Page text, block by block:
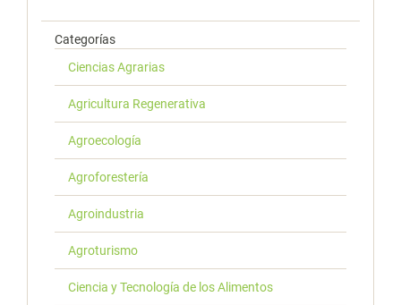
Categorías
Ciencias Agrarias
Agricultura Regenerativa
Agroecología
Agroforestería
Agroindustria
Agroturismo
Ciencia y Tecnología de los Alimentos